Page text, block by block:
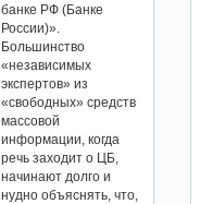
банке РФ (Банке
России)».
Большинство
«независимых
экспертов» из
«свободных» средств
массовой
информации, когда
речь заходит о ЦБ,
начинают долго и
нудно объяснять, что,